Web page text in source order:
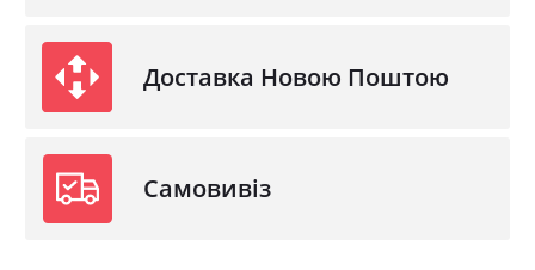
Доставка Новою Поштою
Самовивіз